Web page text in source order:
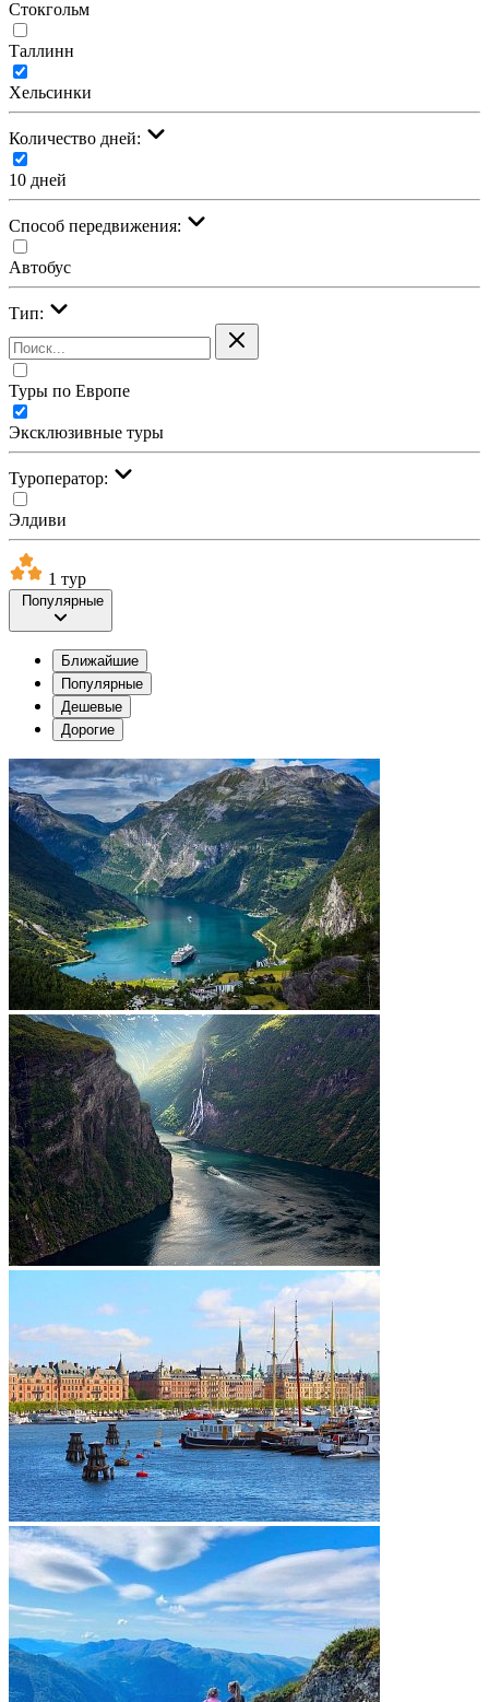
Стокгольм
Таллинн
Хельсинки
Количество дней:
10 дней
Cпособ передвижения:
Автобус
Тип:
Туры по Европе
Эксклюзивные туры
Туроператор:
Элдиви
1 тур
Популярные
Ближайшие
Популярные
Дешевые
Дорогие